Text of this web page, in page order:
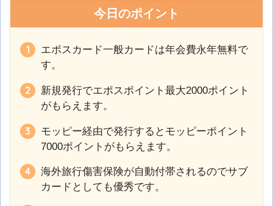
今日のポイント
エポスカード一般カードは年会費永年無料で
す。
新規発行でエポスポイント最大2000ポイント
がもらえます。
モッピー経由で発行するとモッピーポイント
7000ポイントがもらえます。
海外旅行傷害保険が自動付帯されるのでサブ
カードとしても優秀です。